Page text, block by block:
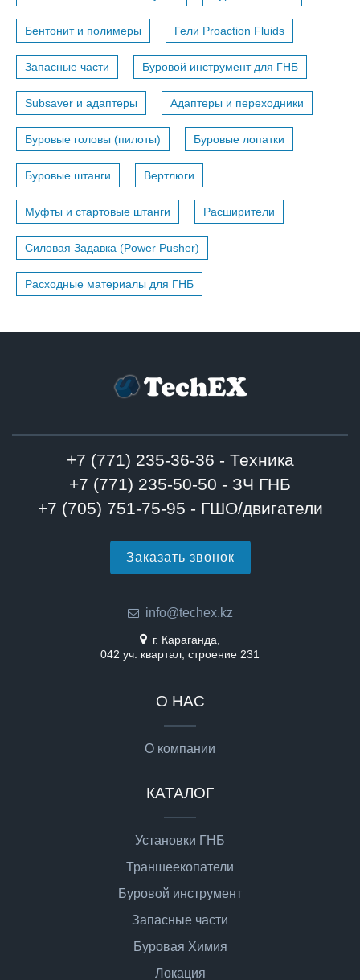
Бентонит и полимеры Гели Proaction Fluids
Запасные части Буровой инструмент для ГНБ
Subsaver и адаптеры Адаптеры и переходники
Буровые головы (пилоты) Буровые лопатки
Буровые штанги Вертлюги
Муфты и стартовые штанги Расширители
Силовая Задавка (Power Pusher)
Расходные материалы для ГНБ
+7 (771) 235-36-36 - Техника
+7 (771) 235-50-50 - ЗЧ ГНБ
+7 (705) 751-75-95 - ГШО/двигатели
Заказать звонок
info@techex.kz
г. Караганда,
042 уч. квартал, строение 231
О НАС
О компании
КАТАЛОГ
Установки ГНБ
Траншеекопатели
Буровой инструмент
Запасные части
Буровая Химия
Локация